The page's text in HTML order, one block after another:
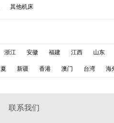
其他机床
浙江 安徽 福建 江西 山东
新疆 香港 澳门 台湾 海
联系我们